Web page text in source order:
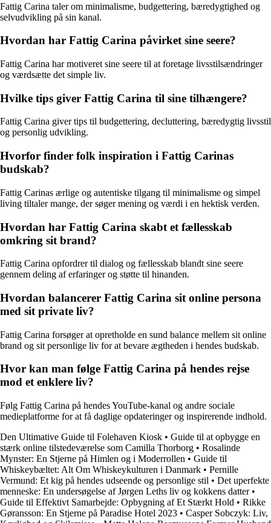
Fattig Carina taler om minimalisme, budgettering, bæredygtighed og
selvudvikling på sin kanal.
Hvordan har Fattig Carina påvirket sine seere?
Fattig Carina har motiveret sine seere til at foretage livsstilsændringer
og værdsætte det simple liv.
Hvilke tips giver Fattig Carina til sine tilhængere?
Fattig Carina giver tips til budgettering, decluttering, bæredygtig livsstil
og personlig udvikling.
Hvorfor finder folk inspiration i Fattig Carinas
budskab?
Fattig Carinas ærlige og autentiske tilgang til minimalisme og simpel
living tiltaler mange, der søger mening og værdi i en hektisk verden.
Hvordan har Fattig Carina skabt et fællesskab
omkring sit brand?
Fattig Carina opfordrer til dialog og fællesskab blandt sine seere
gennem deling af erfaringer og støtte til hinanden.
Hvordan balancerer Fattig Carina sit online persona
med sit private liv?
Fattig Carina forsøger at opretholde en sund balance mellem sit online
brand og sit personlige liv for at bevare ægtheden i hendes budskab.
Hvor kan man følge Fattig Carina på hendes rejse
mod et enklere liv?
Følg Fattig Carina på hendes YouTube-kanal og andre sociale
medieplatforme for at få daglige opdateringer og inspirerende indhold.
Den Ultimative Guide til Folehaven Kiosk • Guide til at opbygge en
stærk online tilstedeværelse som Camilla Thorborg • Rosalinde
Mynster: En Stjerne på Himlen og i Moderrollen • Guide til
Whiskeybæltet: Alt Om Whiskeykulturen i Danmark • Pernille
Vermund: Et kig på hendes udseende og personlige stil • Det uperfekte
menneske: En undersøgelse af Jørgen Leths liv og kokkens datter•
Guide til Effektivt Samarbejde: Opbygning af Et Stærkt Hold • Rikke
Gøransson: En Stjerne på Paradise Hotel 2023 • Casper Sobczyk: Liv,